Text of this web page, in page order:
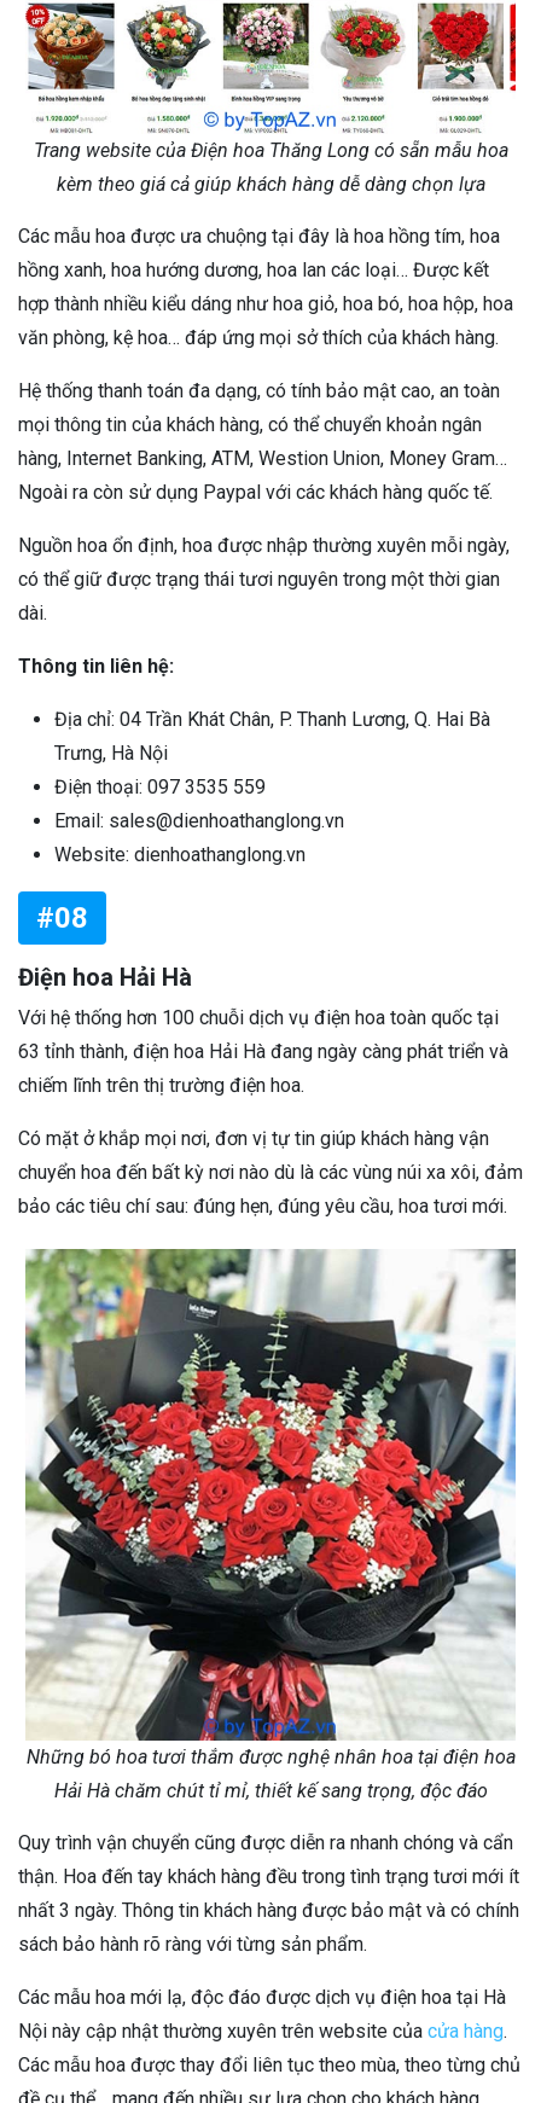
Trang website của Điện hoa Thăng Long có sẵn mẫu hoa
kèm theo giá cả giúp khách hàng dễ dàng chọn lựa
Các mẫu hoa được ưa chuộng tại đây là hoa hồng tím, hoa
hồng xanh, hoa hướng dương, hoa lan các loại… Được kết
hợp thành nhiều kiểu dáng như hoa giỏ, hoa bó, hoa hộp, hoa
văn phòng, kệ hoa… đáp ứng mọi sở thích của khách hàng.
Hệ thống thanh toán đa dạng, có tính bảo mật cao, an toàn
mọi thông tin của khách hàng, có thể chuyển khoản ngân
hàng, Internet Banking, ATM, Westion Union, Money Gram…
Ngoài ra còn sử dụng Paypal với các khách hàng quốc tế.
Nguồn hoa ổn định, hoa được nhập thường xuyên mỗi ngày,
có thể giữ được trạng thái tươi nguyên trong một thời gian
dài.
Thông tin liên hệ:
Địa chỉ: 04 Trần Khát Chân, P. Thanh Lương, Q. Hai Bà
Trưng, Hà Nội
Điện thoại: 097 3535 559
Email: sales@dienhoathanglong.vn
Website: dienhoathanglong.vn
#08
Điện hoa Hải Hà
Với hệ thống hơn 100 chuỗi dịch vụ điện hoa toàn quốc tại
63 tỉnh thành, điện hoa Hải Hà đang ngày càng phát triển và
chiếm lĩnh trên thị trường điện hoa.
Có mặt ở khắp mọi nơi, đơn vị tự tin giúp khách hàng vận
chuyển hoa đến bất kỳ nơi nào dù là các vùng núi xa xôi, đảm
bảo các tiêu chí sau: đúng hẹn, đúng yêu cầu, hoa tươi mới.
Những bó hoa tươi thắm được nghệ nhân hoa tại điện hoa
Hải Hà chăm chút tỉ mỉ, thiết kế sang trọng, độc đáo
Quy trình vận chuyển cũng được diễn ra nhanh chóng và cẩn
thận. Hoa đến tay khách hàng đều trong tình trạng tươi mới ít
nhất 3 ngày. Thông tin khách hàng được bảo mật và có chính
sách bảo hành rõ ràng với từng sản phẩm.
Các mẫu hoa mới lạ, độc đáo được dịch vụ điện hoa tại Hà
Nội này cập nhật thường xuyên trên website của cửa hàng.
Các mẫu hoa được thay đổi liên tục theo mùa, theo từng chủ